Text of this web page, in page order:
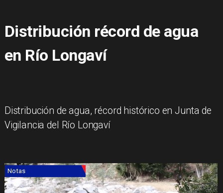
Distribución récord de agua
en Río Longaví
​Distribución de agua, récord histórico en Junta de
Vigilancia del Río Longaví
Notas